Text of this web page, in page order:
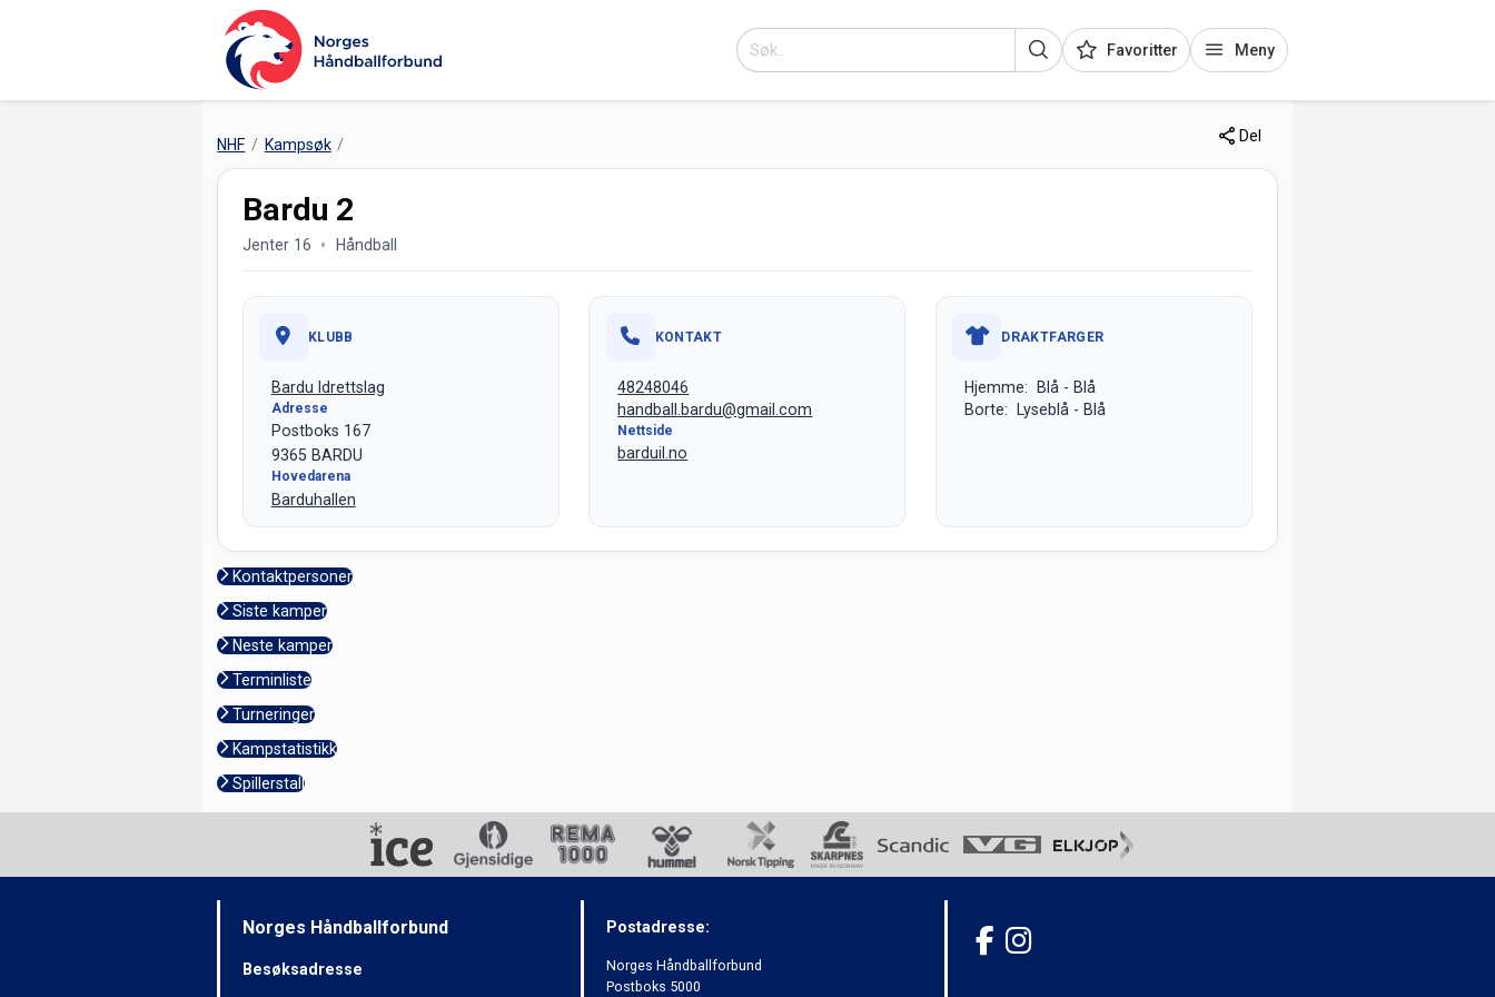
Favoritter Meny
NHF Kampsøk Del
Bardu 2
Jenter 16 Håndball
KLUBB
Bardu Idrettslag
Adresse
Postboks 167
9365 BARDU
Hovedarena
Barduhallen
KONTAKT
48248046
handball.bardu@gmail.com
Nettside
barduil.no
DRAKTFARGER
Hjemme: Blå - Blå
Borte: Lyseblå - Blå
Kontaktpersoner
Siste kamper
Neste kamper
Terminliste
Turneringer
Kampstatistikk
Spillerstall
Norges Håndballforbund
Besøksadresse
Postadresse:
Norges Håndballforbund
Postboks 5000